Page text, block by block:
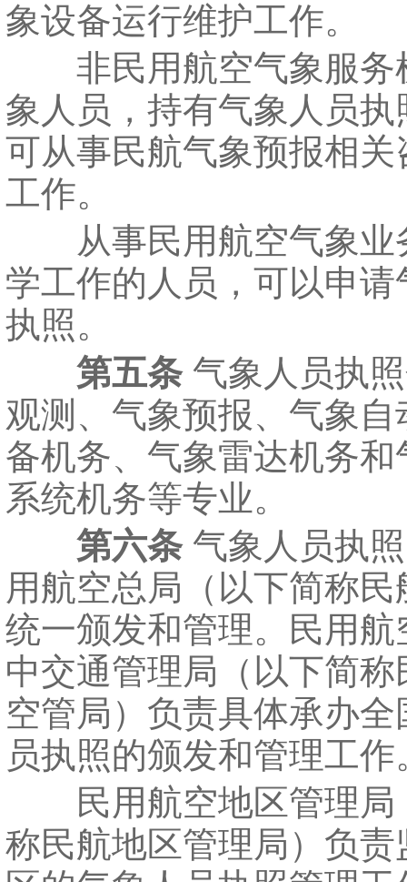
象设备运行维护工作。
非民用航空气象服务
象人员，持有气象人员执
可从事民航气象预报相关
工作。
从事民用航空气象业
学工作的人员，可以申请
执照。
第五条气象人员执
观测、气象预报、气象自
备机务、气象雷达机务和
系统机务等专业。
第六条气象人员执
用航空总局（以下简称民
统一颁发和管理。民用航
中交通管理局（以下简称
空管局）负责具体承办全
员执照的颁发和管理工作
民用航空地区管理局
称民航地区管理局）负责